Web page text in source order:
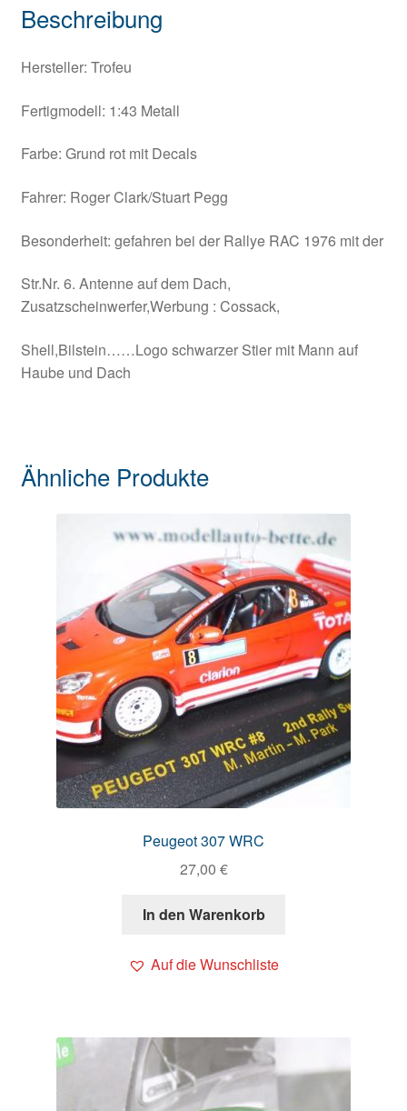
Beschreibung
Hersteller: Trofeu
Fertigmodell: 1:43 Metall
Farbe: Grund rot mit Decals
Fahrer: Roger Clark/Stuart Pegg
Besonderheit: gefahren bei der Rallye RAC 1976 mit der
Str.Nr. 6. Antenne auf dem Dach,
Zusatzscheinwerfer,Werbung : Cossack,
Shell,Bilstein……Logo schwarzer Stier mit Mann auf
Haube und Dach
Ähnliche Produkte
Peugeot 307 WRC
27,00 €
In den Warenkorb
Auf die Wunschliste